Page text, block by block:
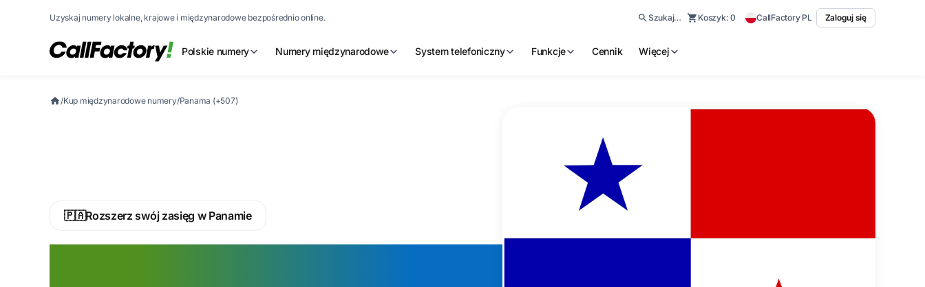
Uzyskaj numery lokalne, krajowe i międzynarodowe bezpośrednio online. Szukaj… Koszyk:0 CallFactory PL Zaloguj się
Polskie numery Numery międzynarodowe System telefoniczny Funkcje Cennik Więcej
/Kup międzynarodowe numery/Panama (+507)
🇵🇦Rozszerz swój zasięg w Panamie